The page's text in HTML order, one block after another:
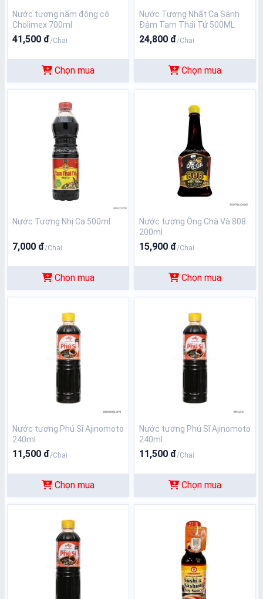
Nước tương nấm đông cô
Cholimex 700ml
41,500 đ/Chai
Chọn mua
Nước Tương Nhất Ca Sánh
Đậm Tam Thái Tử 500ML
24,800 đ/Chai
Chọn mua
Nước Tương Nhị Ca 500ml
7,000 đ/Chai
Chọn mua
Nước tương Ông Chà Và 808
200ml
15,900 đ/Chai
Chọn mua
Nước tương Phú Sĩ Ajinomoto
240ml
11,500 đ/Chai
Chọn mua
Nước tương Phú Sĩ Ajinomoto
240ml
11,500 đ/Chai
Chọn mua